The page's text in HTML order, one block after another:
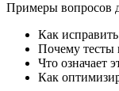
Примеры вопросов
Как
Почему тесты
Что означает
Как